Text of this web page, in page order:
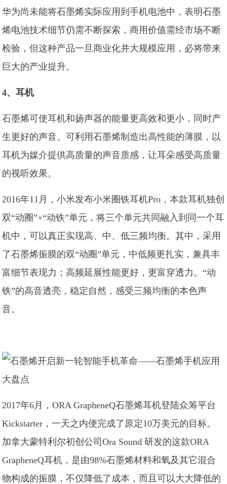
华为尚未能将石墨烯实际应用到手机电池中，表明石墨
烯电池技术细节仍需不断探索，商用价值需经市场不断
检验，但这种产品一旦商业化并大规模应用，必将带来
巨大的产业提升。
4、耳机
石墨烯可使耳机和扬声器的能量更高效和更小，同时产
生更好的声音。可利用石墨烯制造出高性能的薄膜，以
耳机为媒介提供高质量的声音质感，让耳朵感受高质量
的视听效果。
2016年11月，小米发布小米圈铁耳机Pro，本款耳机独创
双“动圈”+“动铁”单元，将三个单元共同融入到同一个耳
机中，可以真正实现高、中、低三频均衡。其中，采用
了石墨烯振膜的双“动圈”单元，中低频更扎实，兼具丰
富细节表现力；高频延展性能更好，更富穿透力。“动
铁”的高音透亮，稳定自然，感受三频均衡的本色声
音。
2017年6月，ORA GrapheneQ石墨烯耳机登陆众筹平台
Kickstarter，一天之内便完成了原定10万美元的目标。
加拿大蒙特利尔初创公司Ora Sound 研发的这款ORA
GrapheneQ耳机，是由98%石墨烯材料和氧及其它混合
物构成的振膜，不仅降低了成本，而且可以大大降低的